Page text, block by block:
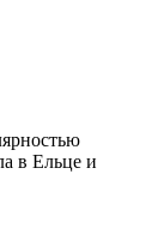
в Ельце и